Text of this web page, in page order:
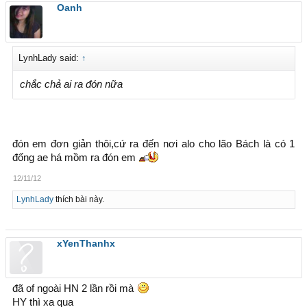
Oanh
LynhLady said: ↑
chắc chả ai ra đón nữa
đón em đơn giản thôi,cứ ra đến nơi alo cho lão Bách là có 1
đống ae há mồm ra đón em
12/11/12
LynhLadythích bài này.
xYenThanhx
đã of ngoài HN 2 lần rồi mà
HY thì xa qua